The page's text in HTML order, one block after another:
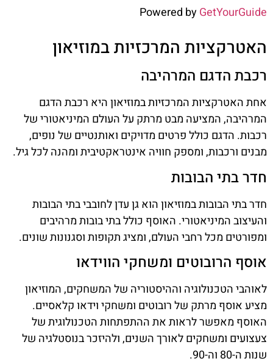
Powered byGetYourGuide
האטרקציות המרכזיות במוזיאון
רכבת הדגם המרהיבה
אחת האטרקציות המרכזיות במוזיאון היא רכבת הדגם
המרהיבה, המציעה מבט מרתק על העולם המיניאטורי של
רכבות. הדגם כולל פרטים מדויקים ואותנטיים של נופים,
מבנים ורכבות, ומספק חוויה אינטראקטיבית ומהנה לכל גיל.
חדר בתי הבובות
חדר בתי הבובות במוזיאון הוא גן עדן לחובבי בתי הבובות
והעיצוב המיניאטורי. האוסף כולל בתי בובות מרהיבים
ומפורטים מכל רחבי העולם, ומציג תקופות וסגנונות שונים.
אוסף הרובוטים ומשחקי הווידאו
לאוהבי הטכנולוגיה וההיסטוריה של המשחקים, המוזיאון
מציע אוסף מרתק של רובוטים ומשחקי וידאו קלאסיים.
האוסף מאפשר לראות את ההתפתחות הטכנולוגית של
צעצועים ומשחקים לאורך השנים, ולהיזכר בנוסטלגיה של
שנות ה-80 וה-90.